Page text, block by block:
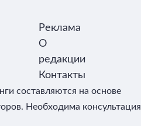
Реклама
О
редакции
Контакты
составляются на основе
Необходима консультация